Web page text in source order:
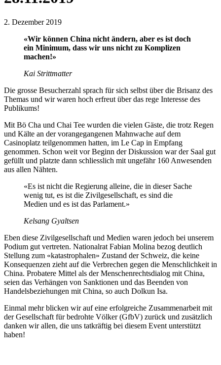
2. Dezember 2019
«Wir können China nicht ändern, aber es ist doch
ein Minimum, dass wir uns nicht zu Komplizen
machen!»
Kai Strittmatter
Die grosse Besucherzahl sprach für sich selbst über die Brisanz des
Themas und wir waren hoch erfreut über das rege Interesse des
Publikums!
Mit Bö Cha und Chai Tee wurden die vielen Gäste, die trotz Regen
und Kälte an der vorangegangenen Mahnwache auf dem
Casinoplatz teilgenommen hatten, im Le Cap in Empfang
genommen. Schon weit vor Beginn der Diskussion war der Saal gut
gefüllt und platzte dann schliesslich mit ungefähr 160 Anwesenden
aus allen Nähten.
«Es ist nicht die Regierung alleine, die in dieser Sache
wenig tut, es ist die Zivilgesellschaft, es sind die
Medien und es ist das Parlament.»
Kelsang Gyaltsen
Eben diese Zivilgesellschaft und Medien waren jedoch bei unserem
Podium gut vertreten. Nationalrat Fabian Molina bezog deutlich
Stellung zum «katastrophalen» Zustand der Schweiz, die keine
Konsequenzen zieht auf die Verbrechen gegen die Menschlichkeit in
China. Probatere Mittel als der Menschenrechtsdialog mit China,
seien das Verhängen von Sanktionen und das Beenden von
Handelsbeziehungen mit China, so auch Dolkun Isa.
Einmal mehr blicken wir auf eine erfolgreiche Zusammenarbeit mit
der Gesellschaft für bedrohte Völker (GfbV) zurück und zusätzlich
danken wir allen, die uns tatkräftig bei diesem Event unterstützt
haben!